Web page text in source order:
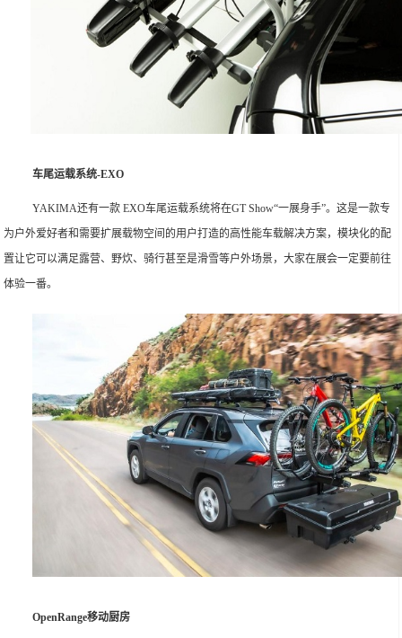
车尾运载系统-EXO
YAKIMA还有一款 EXO车尾运载系统将在GT Show“一展身手”。这是一款专
为户外爱好者和需要扩展载物空间的用户打造的高性能车载解决方案，模块化的配
置让它可以满足露营、野炊、骑行甚至是滑雪等户外场景，大家在展会一定要前往
体验一番。
OpenRange移动厨房